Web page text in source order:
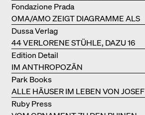
OMA/AMO ZEIGT DIAGRAMME ALS
NARRATIVE DER ERKENNTNIS
Fondazione Prada
44 VERLORENE STÜHLE, DAZU 16
SOFAS UND BÄNKE
Dussa Verlag
IM ANTHROPOZÄN
Edition Detail
ALLE HÄUSER IM LEBEN VON JOSEF
FRANK
Park Books
Ruby Press